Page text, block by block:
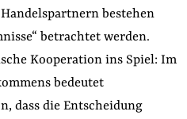
bestehen
betrachtet werden.
Kooperation ins Spiel: Im
bedeutet
dass die Entscheidung